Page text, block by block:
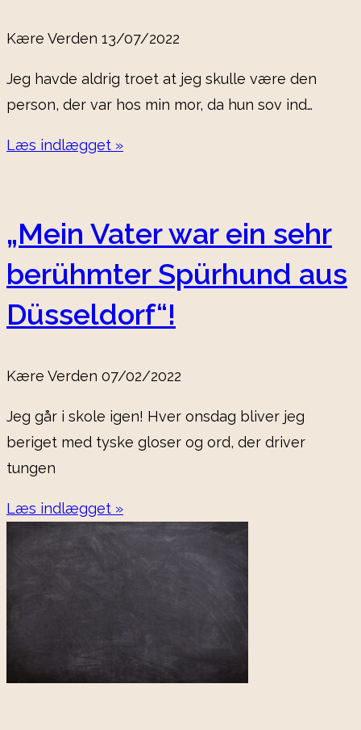
Kære Verden 13/07/2022
Jeg havde aldrig troet at jeg skulle være den
person, der var hos min mor, da hun sov ind…
Læs indlægget »
„Mein Vater war ein sehr
berühmter Spürhund aus
Düsseldorf“!
Kære Verden 07/02/2022
Jeg går i skole igen! Hver onsdag bliver jeg
beriget med tyske gloser og ord, der driver
tungen
Læs indlægget »